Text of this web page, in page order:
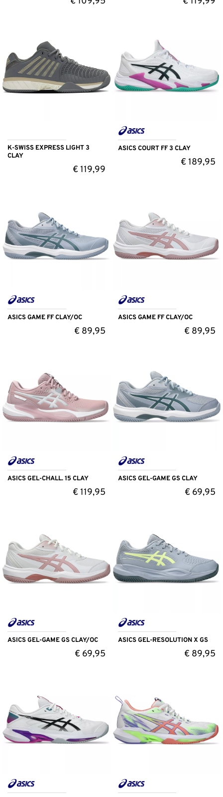
K-SWISS EXPRESS LIGHT 3
CLAY
€119,99
ASICS COURT FF 3 CLAY
€189,95
ASICS GAME FF CLAY/OC
€89,95
ASICS GAME FF CLAY/OC
€ 89,95
ASICS GEL-CHALL. 15 CLAY
€119,95
ASICS GEL-GAME GS CLAY
€ 69,95
ASICS GEL-GAME GS CLAY/OC
€69,95
ASICS GEL-RESOLUTION X GS
€ 89,95